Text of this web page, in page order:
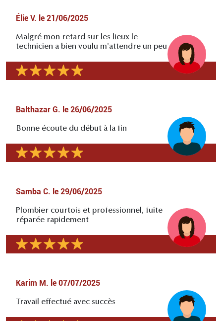
Élie V. le 21/06/2025
Malgré mon retard sur les lieux le
technicien a bien voulu m'attendre un peu
Balthazar G. le 26/06/2025
Bonne écoute du début à la fin
Samba C. le 29/06/2025
Plombier courtois et professionnel, fuite
réparée rapidement
Karim M. le 07/07/2025
Travail effectué avec succès